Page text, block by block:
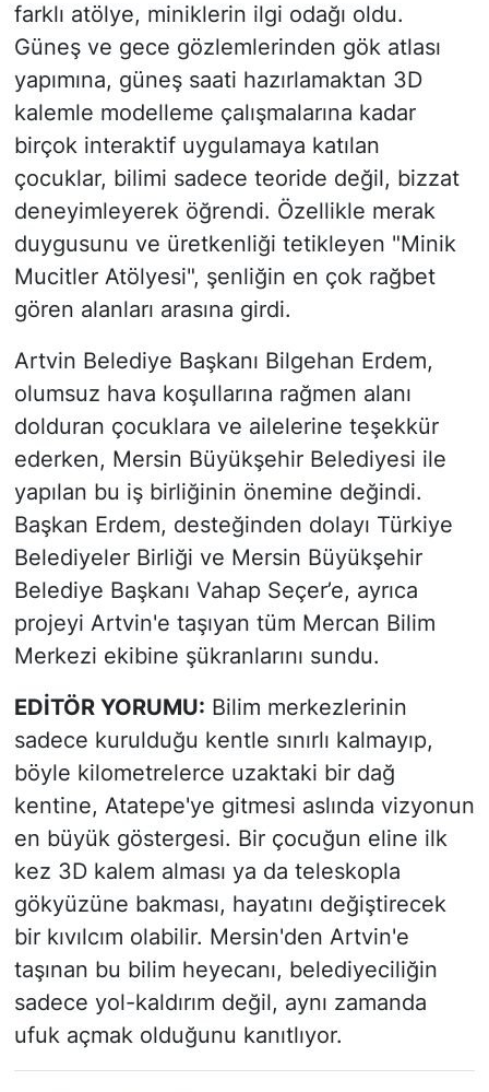
farklı atölye, miniklerin ilgi odağı oldu.
Güneş ve gece gözlemlerinden gök atlası
yapımına, güneş saati hazırlamaktan 3D
kalemle modelleme çalışmalarına kadar
birçok interaktif uygulamaya katılan
çocuklar, bilimi sadece teoride değil, bizzat
deneyimleyerek öğrendi. Özellikle merak
duygusunu ve üretkenliği tetikleyen "Minik
Mucitler Atölyesi", şenliğin en çok rağbet
gören alanları arasına girdi.
Artvin Belediye Başkanı Bilgehan Erdem,
olumsuz hava koşullarına rağmen alanı
dolduran çocuklara ve ailelerine teşekkür
ederken, Mersin Büyükşehir Belediyesi ile
yapılan bu iş birliğinin önemine değindi.
Başkan Erdem, desteğinden dolayı Türkiye
Belediyeler Birliği ve Mersin Büyükşehir
Belediye Başkanı Vahap Seçer’e, ayrıca
projeyi Artvin'e taşıyan tüm Mercan Bilim
Merkezi ekibine şükranlarını sundu.
EDİTÖR YORUMU: Bilim merkezlerinin
sadece kurulduğu kentle sınırlı kalmayıp,
böyle kilometrelerce uzaktaki bir dağ
kentine, Atatepe'ye gitmesi aslında vizyonun
en büyük göstergesi. Bir çocuğun eline ilk
kez 3D kalem alması ya da teleskopla
gökyüzüne bakması, hayatını değiştirecek
bir kıvılcım olabilir. Mersin'den Artvin'e
taşınan bu bilim heyecanı, belediyeciliğin
sadece yol-kaldırım değil, aynı zamanda
ufuk açmak olduğunu kanıtlıyor.